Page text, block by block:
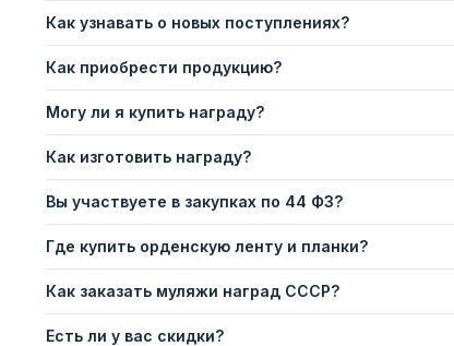
Как узнавать о новых поступлениях?
Как приобрести продукцию?
Могу ли я купить награду?
Как изготовить награду?
Вы участвуете в закупках по 44 ФЗ?
Где купить орденскую ленту и планки?
Как заказать муляжи наград СССР?
Есть ли у вас скидки?